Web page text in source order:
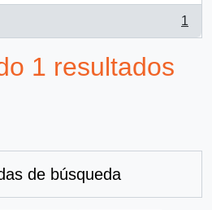
1
1 resultados
de búsqueda